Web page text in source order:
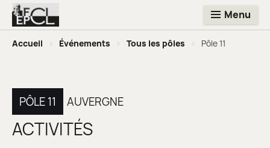
Menu
Accueil > Événements > Tous les pôles > Pôle 11
PÔLE 11 AUVERGNE
ACTIVITÉS